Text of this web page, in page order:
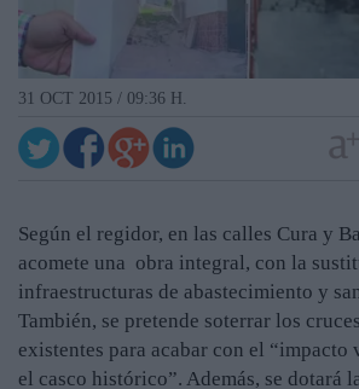
31 OCT 2015 / 09:36 H.
Según el regidor, en las calles Cura y
acomete una obra integral, con la
infraestructuras de abastecimiento y
También, se pretende soterrar los
existentes para acabar con el “impacto
el casco histórico”. Además, se dotará